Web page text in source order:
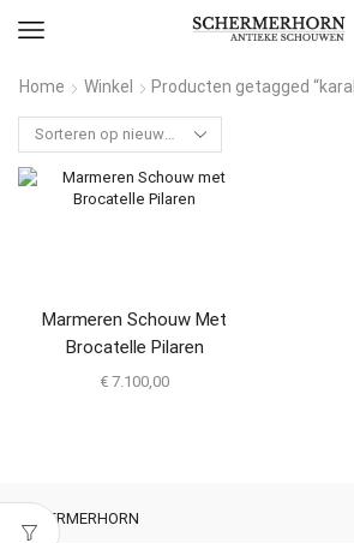
Home Winkel Producten getagged
Marmeren Schouw Met
Brocatelle Pilaren
€ 7.100,00
SCHERMERHORN